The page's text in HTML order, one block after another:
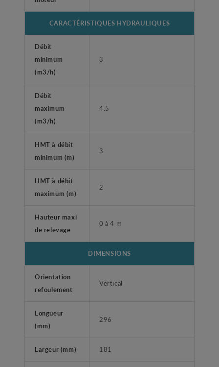
CARACTÉRISTIQUES HYDRAULIQUES
Débit
minimum
(m3/h)
3
Débit
maximum
(m3/h)
4.5
HMT à débit
minimum (m)
3
HMT à débit
maximum (m)
2
Hauteur maxi
de relevage
0 à 4 m
DIMENSIONS
Orientation
refoulement
Vertical
Longueur
(mm)
296
Largeur (mm) 181